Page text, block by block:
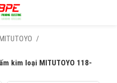
kim loại MITUTOYO 118-